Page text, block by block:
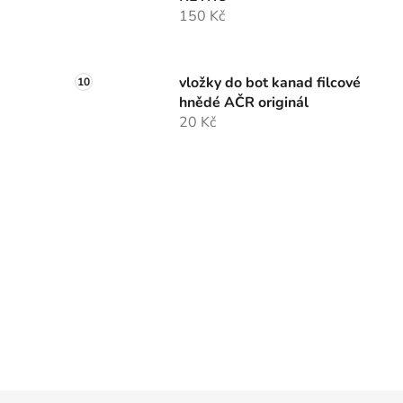
150 Kč
vložky do bot kanad filcové
hnědé AČR originál
20 Kč